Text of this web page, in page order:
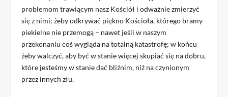
problemom trawiącym nasz Kościół i odważnie zmierzyć
się z nimi; żeby odkrywać piękno Kościoła, którego bramy
piekielne nie przemogą – nawet jeśli w naszym
przekonaniu coś wygląda na totalną katastrofę; w końcu
żeby walczyć, aby być w stanie więcej skupiać się na dobru,
które jesteśmy w stanie dać bliźnim, niż na czynionym
przez innych złu.